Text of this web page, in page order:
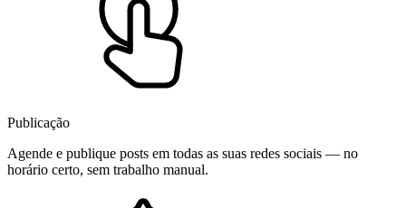
Publicação
Agende e publique posts em todas as suas redes sociais — no
horário certo, sem trabalho manual.